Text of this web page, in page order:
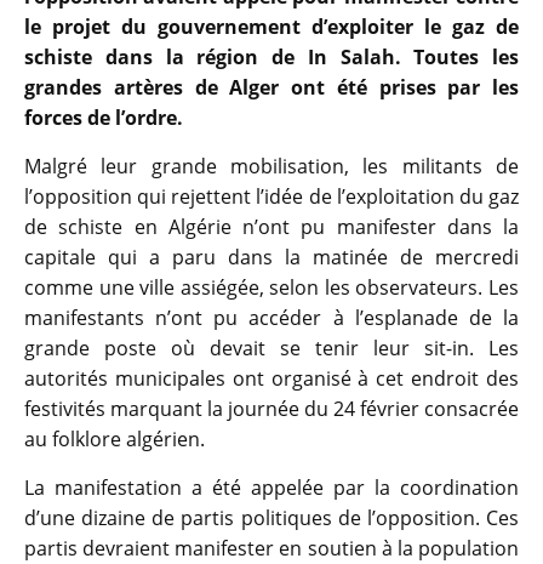
le projet du gouvernement d’exploiter le gaz de
schiste dans la région de In Salah. Toutes les
grandes artères de Alger ont été prises par les
forces de l’ordre.
Malgré leur grande mobilisation, les militants de
l’opposition qui rejettent l’idée de l’exploitation du gaz
de schiste en Algérie n’ont pu manifester dans la
capitale qui a paru dans la matinée de mercredi
comme une ville assiégée, selon les observateurs. Les
manifestants n’ont pu accéder à l’esplanade de la
grande poste où devait se tenir leur sit-in. Les
autorités municipales ont organisé à cet endroit des
festivités marquant la journée du 24 février consacrée
au folklore algérien.
La manifestation a été appelée par la coordination
d’une dizaine de partis politiques de l’opposition. Ces
partis devraient manifester en soutien à la population